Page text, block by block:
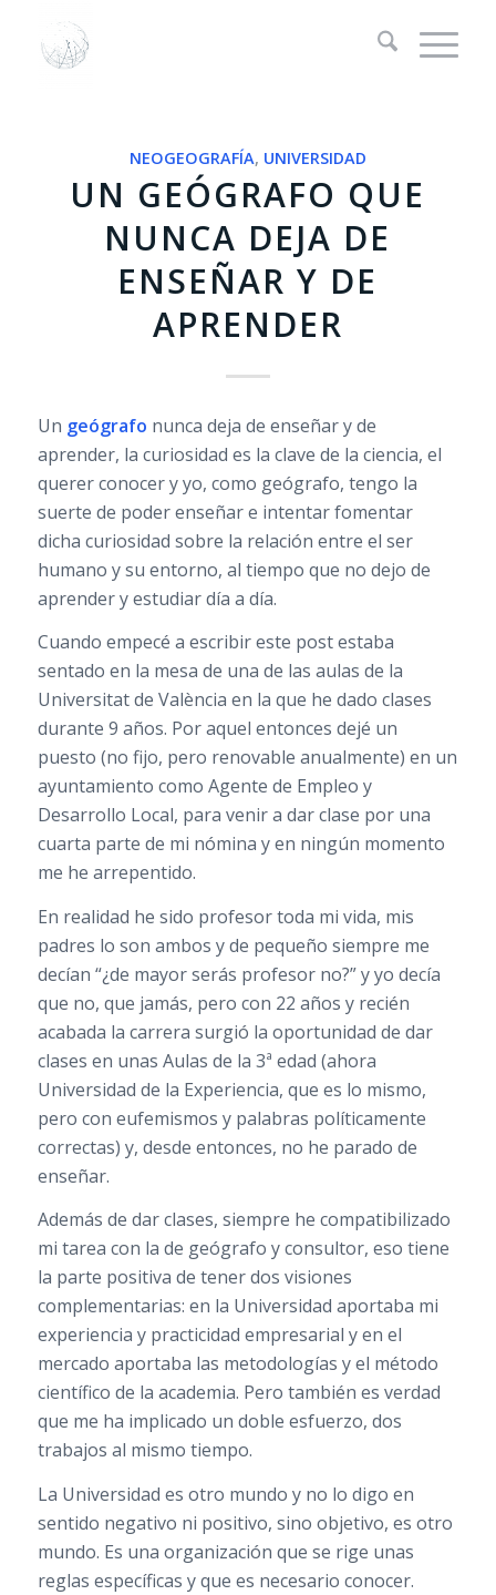
NEOGEOGRAFÍA, UNIVERSIDAD
UN GEÓGRAFO QUE
NUNCA DEJA DE
ENSEÑAR Y DE
APRENDER
Un geógrafo nunca deja de enseñar y de
aprender, la curiosidad es la clave de la ciencia, el
querer conocer y yo, como geógrafo, tengo la
suerte de poder enseñar e intentar fomentar
dicha curiosidad sobre la relación entre el ser
humano y su entorno, al tiempo que no dejo de
aprender y estudiar día a día.
Cuando empecé a escribir este post estaba
sentado en la mesa de una de las aulas de la
Universitat de València en la que he dado clases
durante 9 años. Por aquel entonces dejé un
puesto (no fijo, pero renovable anualmente) en un
ayuntamiento como Agente de Empleo y
Desarrollo Local, para venir a dar clase por una
cuarta parte de mi nómina y en ningún momento
me he arrepentido.
En realidad he sido profesor toda mi vida, mis
padres lo son ambos y de pequeño siempre me
decían “¿de mayor serás profesor no?” y yo decía
que no, que jamás, pero con 22 años y recién
acabada la carrera surgió la oportunidad de dar
clases en unas Aulas de la 3ª edad (ahora
Universidad de la Experiencia, que es lo mismo,
pero con eufemismos y palabras políticamente
correctas) y, desde entonces, no he parado de
enseñar.
Además de dar clases, siempre he compatibilizado
mi tarea con la de geógrafo y consultor, eso tiene
la parte positiva de tener dos visiones
complementarias: en la Universidad aportaba mi
experiencia y practicidad empresarial y en el
mercado aportaba las metodologías y el método
científico de la academia. Pero también es verdad
que me ha implicado un doble esfuerzo, dos
trabajos al mismo tiempo.
La Universidad es otro mundo y no lo digo en
sentido negativo ni positivo, sino objetivo, es otro
mundo. Es una organización que se rige unas
reglas específicas y que es necesario conocer.